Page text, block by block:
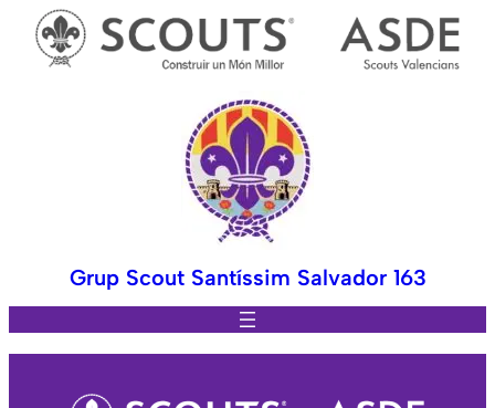
Grup Scout Santíssim Salvador 163